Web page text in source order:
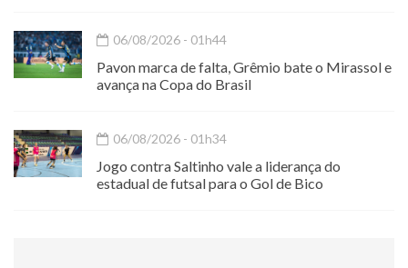
06/08/2026 - 01h44
Pavon marca de falta, Grêmio bate o Mirassol e
avança na Copa do Brasil
06/08/2026 - 01h34
Jogo contra Saltinho vale a liderança do
estadual de futsal para o Gol de Bico